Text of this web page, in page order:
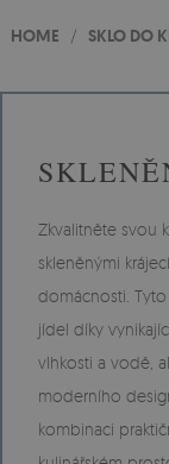
HOME / SKLO DO
Zkvalitněte svou
skleněnými
domácnosti.
jídel díky
vlhkosti a vodě,
moderního
kombinaci